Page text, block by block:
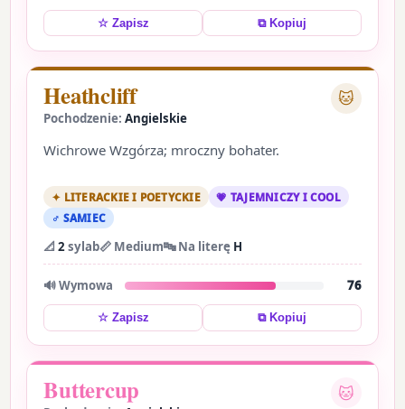
☆ Zapisz ⧉ Kopiuj
Heathcliff
Pochodzenie:Angielskie
🐱
Wichrowe Wzgórza; mroczny bohater.
✦ LITERACKIE I POETYCKIE
💗 TAJEMNICZY I COOL
♂ SAMIEC
📐2sylab📏 Medium🔤 Na literę H
🔊 Wymowa 76
☆ Zapisz ⧉ Kopiuj
Buttercup 🐱